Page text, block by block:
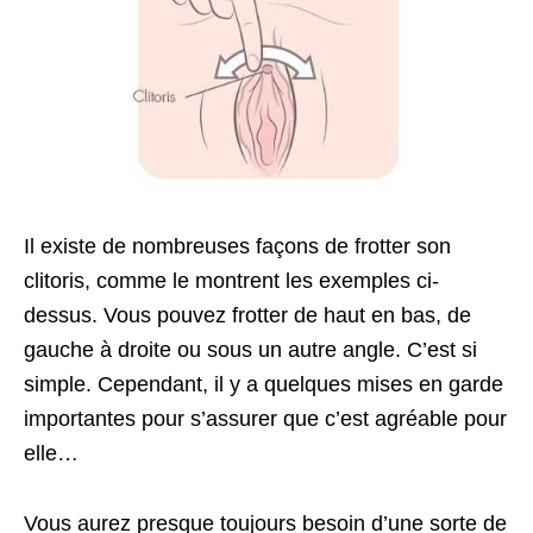
Il existe de nombreuses façons de frotter son
clitoris, comme le montrent les exemples ci-
dessus. Vous pouvez frotter de haut en bas, de
gauche à droite ou sous un autre angle. C’est si
simple. Cependant, il y a quelques mises en garde
importantes pour s’assurer que c’est agréable pour
elle…
Vous aurez presque toujours besoin d’une sorte de